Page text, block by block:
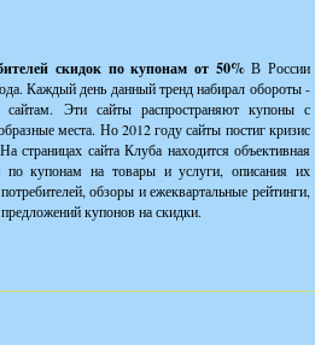
скидок по купонам от 50%В России
Каждый день данный тренд набирал обороты -
сайтам. Эти сайты распространяют купоны с
места. Но 2012 году сайты постиг кризис
страницах сайта Клуба находится объективная
купонам на товары и услуги, описания их
обзоры и ежеквартальные рейтинги,
купонов на скидки.